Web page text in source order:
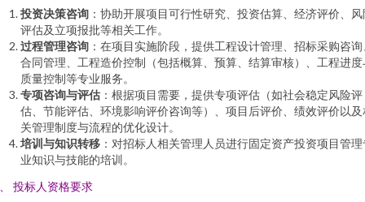
投资决策咨询 ：协助开展项目可行性研究、投资估算、经济评价、风
评估及立项报批等相关工作。
过程管理咨询 ：在项目实施阶段，提供工程设计管理、招标采购咨询
合同管理、工程造价控制（包括概算、预算、结算审核）、工程进度
质量控制等专业服务。
专项咨询与评估 ：根据项目需要，提供专项评估（如社会稳定风险评
估、节能评估、环境影响评价咨询等）、项目后评价、绩效评价以及
关管理制度与流程的优化设计。
培训与知识转移 ：对招标人相关管理人员进行固定资产投资项目管理
业知识与技能的培训。
投标人资格要求